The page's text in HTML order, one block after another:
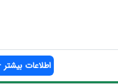
اطلاعات بیشتر